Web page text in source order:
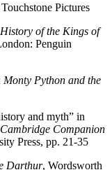
Pictures
of the Kings of
Penguin
Monty Python and the
and myth” in
Companion
Press, pp. 21-35
Darthur, Wordsworth